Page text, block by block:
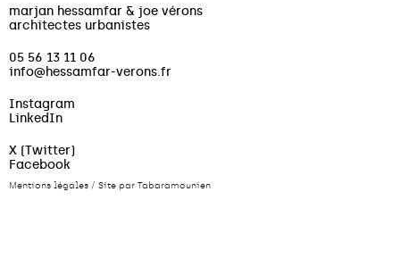
marjan hessamfar & joe vérons
architectes urbanistes
05 56 13 11 06
info@hessamfar-verons.fr
Instagram
LinkedIn
X (Twitter)
Facebook
Mentions légales / Site par Tabaramounien